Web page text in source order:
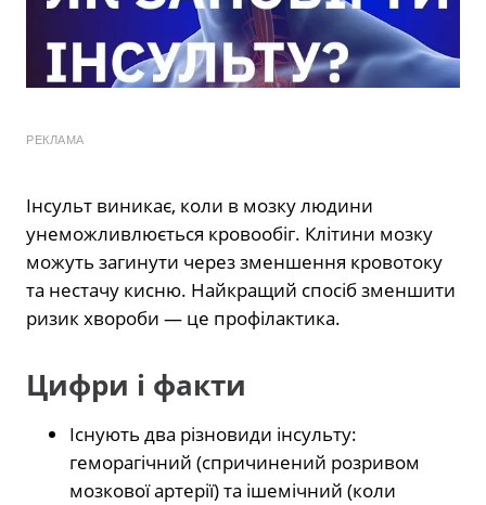
РЕКЛАМА
Інсульт виникає, коли в мозку людини
унеможливлюється кровообіг. Клітини мозку
можуть загинути через зменшення кровотоку
та нестачу кисню. Найкращий спосіб зменшити
ризик хвороби — це профілактика.
Цифри і факти
Існують два різновиди інсульту:
геморагічний (спричинений розривом
мозкової артерії) та ішемічний (коли